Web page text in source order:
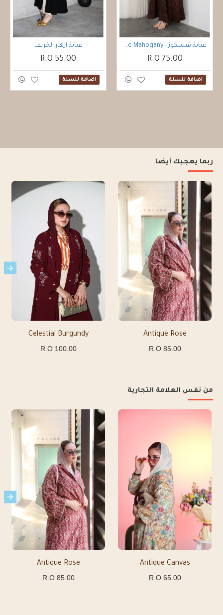
عباية فيسكوز - Vintage Mahogany
75.00 R.O
اضافة للسلة
عباية ازهار الخريف
55.00 R.O
اضافة للسلة
ربما يعجبك أيضا
Antique Rose
85.00 R.O
Celestial Burgundy
100.00 R.O
من نفس العلامة التجارية
Antique Canvas
65.00 R.O
Antique Rose
85.00 R.O